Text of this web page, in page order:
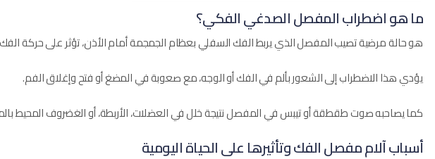
ما هو اضطراب المفصل الصدغي الفكي؟
هو حالة مرضية تصيب المفصل الذي يربط الفك السفلي بعظام الجمجمة أمام الأذن، تؤثر على حركة
يؤدي هذا الاضطراب إلى الشعور بألم في الفك أو الوجه، مع صعوبة في المضغ أو فتح وإغلاق الفم.
كما يصاحبه صوت طقطقة أو تيبس في المفصل نتيجة خلل في العضلات، الأربطة، أو الغضروف المحيط
أسباب آلام مفصل الفك وتأثيرها على الحياة اليومية